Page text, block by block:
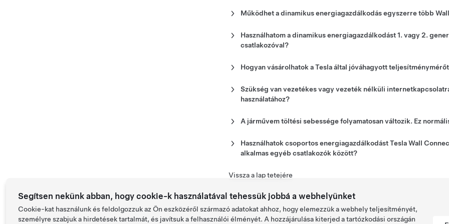
naponta nagy távolságokat tesz meg, vagy gyorsabb töltési
szerelőhöz.
Működhet a dinamikus energiagazdálkodás egyszerre több
Connectorral nem használható ki.
Használhatom a dinamikus energiagazdálkodást 1. vagy 2.
csatlakozóval?
rendelkezésre.
Hogyan vásárolhatok a Tesla által jóváhagyott
szerelőknélvásárolhatja meg.
Szükség van vezetékes vagy vezeték nélküli
használatához?
internetkapcsolat.
vezérlőprogramok beszerzése és a távoli hibaelhárítás érdekében.
A járművem töltési sebessége folyamatosan változik. Ez
biztosítják, hogy a jármű szabályozza a töltési sebességet a
kihasználtsága vagy az elektromos panelen rendelkezésre álló
Használhatok csoportos energiagazdálkodást Tesla Wall
alkalmas egyéb csatlakozók között?
Vissza a lap tetejére
Segítsen nekünk abban, hogy cookie-k használatával tehessük jobbá a webhelyünket
Cookie-kat használunk és feldolgozzuk az Ön eszközéről származó adatokat ahhoz, hogy elemezzük a webhely teljesítményét,
személyre szabjuk a hirdetések tartalmát, és javítsuk a felhasználói élményét. A hozzájárulása kiterjed a tartózkodási országán